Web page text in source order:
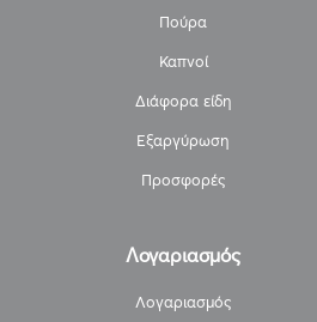
Πούρα
Καπνοί
Διάφορα είδη
Εξαργύρωση
Προσφορές
Λογαριασμός
Λογαριασμός